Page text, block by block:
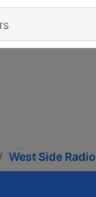
West Side Radio